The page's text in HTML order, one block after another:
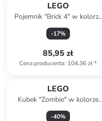
LEGO
Pojemnik "Brick 4" w kolorze
zielonym na lunch - 16,5 x
11,6 x 17,3 cm
-17%
85,95 zł
Cena producenta: 104,36 zł*
LEGO
Kubek "Zombie" w kolorze
szarym - 255 ml
-40%